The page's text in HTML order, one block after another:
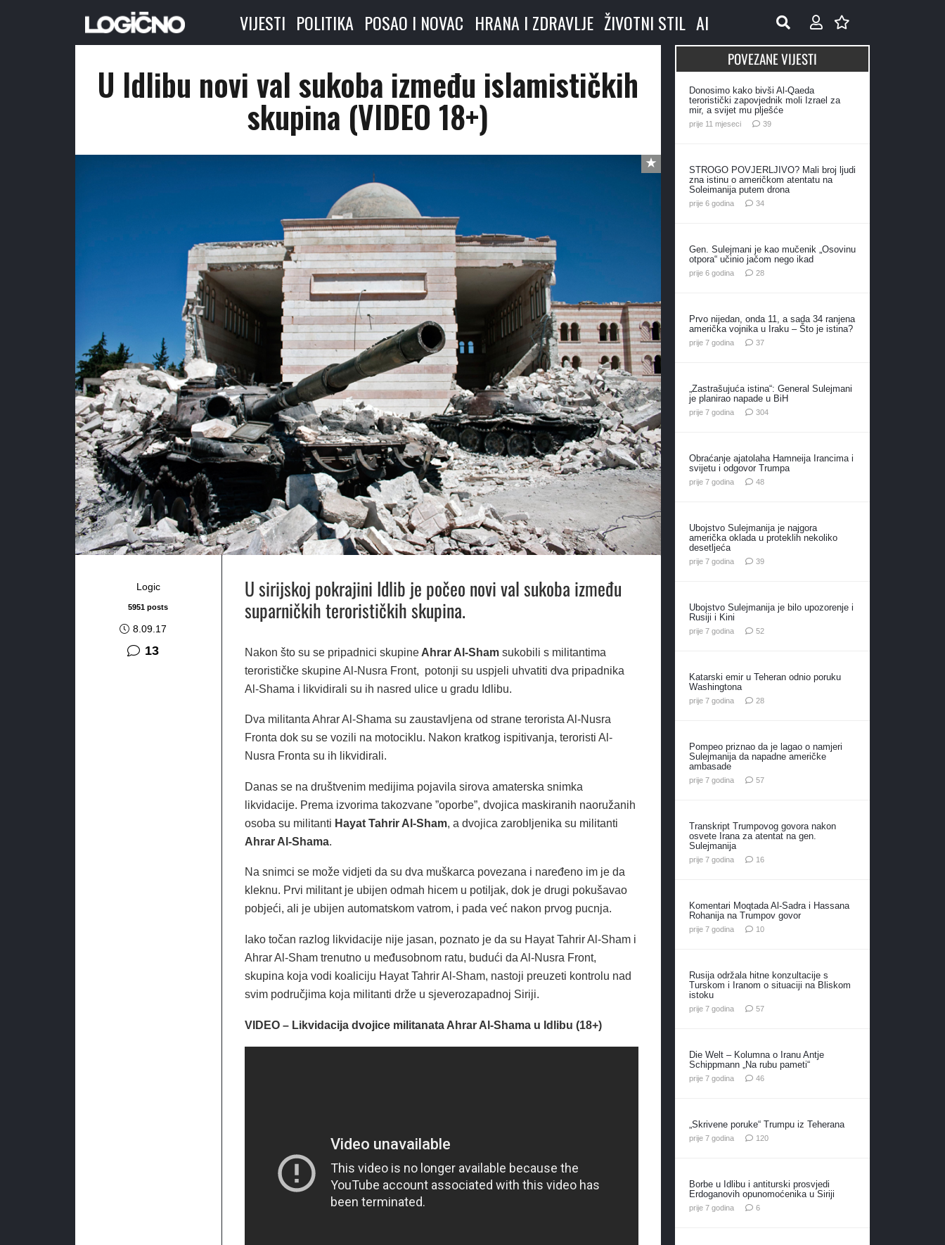
VIJESTI POLITIKA POSAO I NOVAC HRANA I ZDRAVLJE ŽIVOTNI STIL AI
U Idlibu novi val sukoba između islamističkih
skupina (VIDEO 18+)
Logic
5951 posts
8.09.17
13komentara
U sirijskoj pokrajini Idlib je počeo novi val sukoba između
suparničkih terorističkih skupina.
Nakon što su se pripadnici skupineAhrar Al-Shamsukobili s militantima
terorističke skupine Al-Nusra Front, potonji su uspjeli uhvatiti dva pripadnika
Al-Shama i likvidirali su ih nasred ulice u gradu Idlibu.
Dva militanta Ahrar Al-Shama su zaustavljena od strane terorista Al-Nusra
Fronta dok su se vozili na motociklu. Nakon kratkog ispitivanja, teroristi Al-
Nusra Fronta su ih likvidirali.
Danas se na društvenim medijima pojavila sirova amaterska snimka
likvidacije. Prema izvorima takozvane ”oporbe”, dvojica maskiranih naoružanih
osoba su militanti Hayat Tahrir Al-Sham, a dvojica zarobljenika su militanti
Ahrar Al-Shama.
Na snimci se može vidjeti da su dva muškarca povezana i naređeno im je da
kleknu. Prvi militant je ubijen odmah hicem u potiljak, dok je drugi pokušavao
pobjeći, ali je ubijen automatskom vatrom, i pada već nakon prvog pucnja.
Iako točan razlog likvidacije nije jasan, poznato je da su Hayat Tahrir Al-Sham i
Ahrar Al-Sham trenutno u međusobnom ratu, budući da Al-Nusra Front,
skupina koja vodi koaliciju Hayat Tahrir Al-Sham, nastoji preuzeti kontrolu nad
svim područjima koja militanti drže u sjeverozapadnoj Siriji.
VIDEO – Likvidacija dvojice militanata Ahrar Al-Shama u Idlibu (18+)
POVEZANE VIJESTI
Donosimo kako bivši Al-Qaeda
teroristički zapovjednik moli Izrael za
mir, a svijet mu plješće
prije 11 mjeseci 39komentara
STROGO POVJERLJIVO? Mali broj ljudi
zna istinu o američkom atentatu na
Soleimanija putem drona
prije 6 godina 34komentara
Gen. Sulejmani je kao mučenik „Osovinu
otpora“ učinio jačom nego ikad
prije 6 godina 28komentara
Prvo nijedan, onda 11, a sada 34 ranjena
američka vojnika u Iraku – Što je istina?
prije 7 godina 37komentara
„Zastrašujuća istina“: General Sulejmani
je planirao napade u BiH
prije 7 godina 304komentara
Obraćanje ajatolaha Hamneija Irancima i
svijetu i odgovor Trumpa
prije 7 godina 48komentara
Ubojstvo Sulejmanija je najgora
američka oklada u proteklih nekoliko
desetljeća
prije 7 godina 39komentara
Ubojstvo Sulejmanija je bilo upozorenje i
Rusiji i Kini
prije 7 godina 52komentara
Katarski emir u Teheran odnio poruku
Washingtona
prije 7 godina 28komentara
Pompeo priznao da je lagao o namjeri
Sulejmanija da napadne američke
ambasade
prije 7 godina 57komentara
Transkript Trumpovog govora nakon
osvete Irana za atentat na gen.
Sulejmanija
prije 7 godina 16komentara
Komentari Moqtada Al-Sadra i Hassana
Rohanija na Trumpov govor
prije 7 godina 10komentara
Rusija održala hitne konzultacije s
Turskom i Iranom o situaciji na Bliskom
istoku
prije 7 godina 57komentara
Die Welt – Kolumna o Iranu Antje
Schippmann „Na rubu pameti“
prije 7 godina 46komentara
„Skrivene poruke“ Trumpu iz Teherana
prije 7 godina 120komentara
Borbe u Idlibu i antiturski prosvjedi
Erdoganovih opunomoćenika u Siriji
prije 7 godina 6komentara